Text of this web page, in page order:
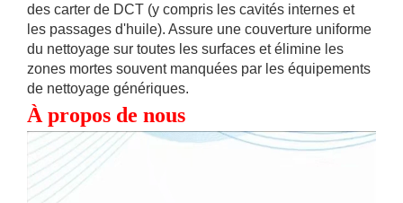
des carter de DCT (y compris les cavités internes et
les passages d'huile). Assure une couverture uniforme
du nettoyage sur toutes les surfaces et élimine les
zones mortes souvent manquées par les équipements
de nettoyage génériques.
À propos de nous